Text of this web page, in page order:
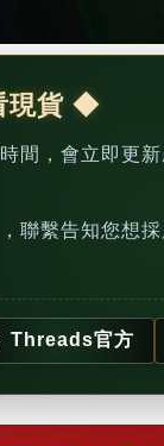
現貨 ◆
間，會立即更
聯繫告知您想
Threads官方